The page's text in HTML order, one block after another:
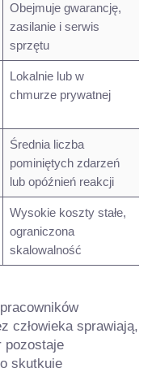
Obejmuje gwarancję,
zasilanie i serwis
sprzętu
Lokalnie lub w
chmurze prywatnej
Średnia liczba
pominiętych zdarzeń
lub opóźnień reakcji
Wysokie koszty stałe,
ograniczona
skalowalność
człowieka sprawiają,
pozostaje
skutkuje